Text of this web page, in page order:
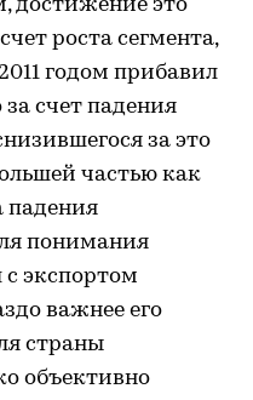
достижение это
роста сегмента,
годом прибавил
за счет падения
за это
частью как
падения
понимания
с экспортом
важнее его
страны
объективно